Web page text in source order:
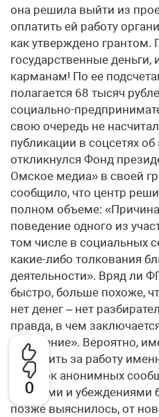
0
она решила выйти из
оплатить ей работу
как утверждено грантом.
государственные деньги,
карманам! По ее
полагается 68 тысяч
социально-
свою очередь не
публикации в соцсетях
откликнулся Фонд
Омское медиа» в своей
сообщило, что центр
полном объеме:
поведение одного из
том числе в социальных
какие-либо толкования
деятельности». Вряд ли
быстро, больше похоже,
нет денег – нет
правда, в чем
поведение». Вероятно,
заплатить за работу
Десяток анонимных
угрозами и убеждениями
позже выяснилось, от